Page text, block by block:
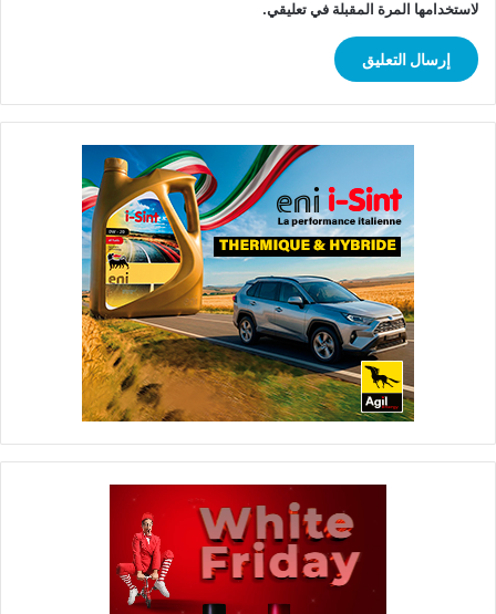
لاستخدامها المرة المقبلة في تعليقي.